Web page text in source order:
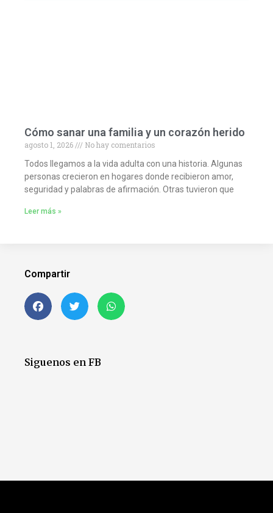
Cómo sanar una familia y un corazón herido
agosto 1, 2026
No hay comentarios
Todos llegamos a la vida adulta con una historia. Algunas
personas crecieron en hogares donde recibieron amor,
seguridad y palabras de afirmación. Otras tuvieron que
Leer más »
Compartir
Siguenos en FB